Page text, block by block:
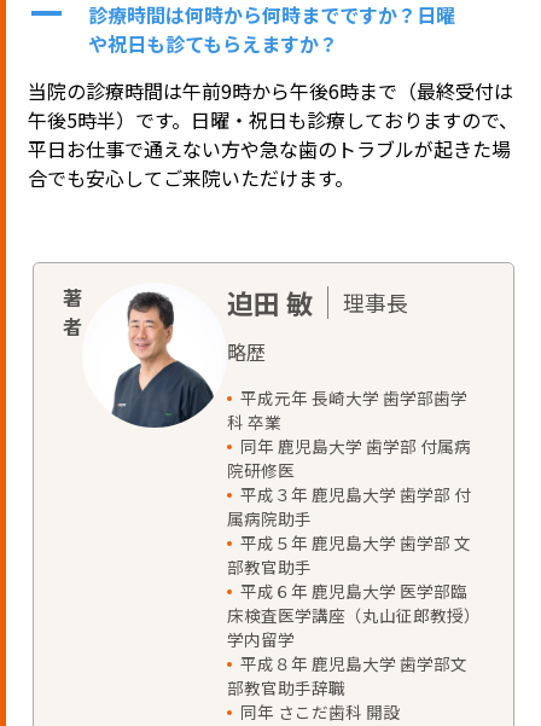
A
診療時間は何時から何時までですか？日曜
や祝日も診てもらえますか？
当院の診療時間は午前9時から午後6時まで（最終受付は
午後5時半）です。日曜・祝日も診療しておりますので、
平日お仕事で通えない方や急な歯のトラブルが起きた場
合でも安心してご来院いただけます。
迫田 敏 理事長
略歴
平成元年 長崎大学 歯学部歯学
科 卒業
同年 鹿児島大学 歯学部 付属病
院研修医
平成３年 鹿児島大学 歯学部 付
属病院助手
平成５年 鹿児島大学 歯学部 文
部教官助手
平成６年 鹿児島大学 医学部臨
床検査医学講座（丸山征郎教授）
学内留学
平成８年 鹿児島大学 歯学部文
部教官助手辞職
同年 さこだ歯科 開設